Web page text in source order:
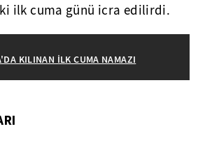
ilk cuma günü icra edilirdi.
KILINAN İLK CUMA NAMAZI